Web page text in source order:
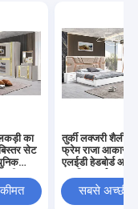
का
सेट
तुर्की लक्जरी शैली
फ्रेम राजा आकार
एलईडी हेडबोर्ड
बेडरूम सेट फर्नीचर
सबसे अच्छी